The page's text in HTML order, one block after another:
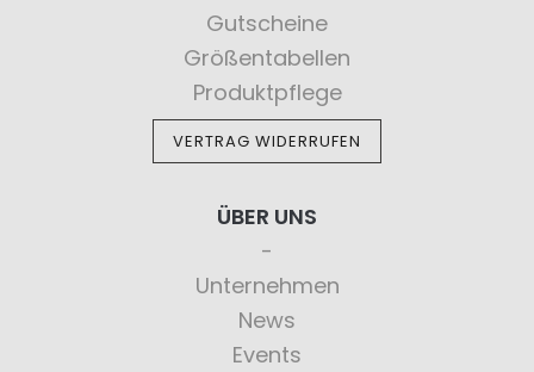
Gutscheine
Größentabellen
Produktpflege
VERTRAG WIDERRUFEN
ÜBER UNS
Unternehmen
News
Events